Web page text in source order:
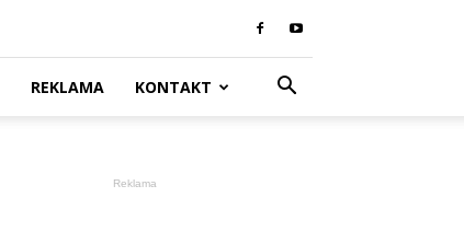
REKLAMA KONTAKT
Reklama